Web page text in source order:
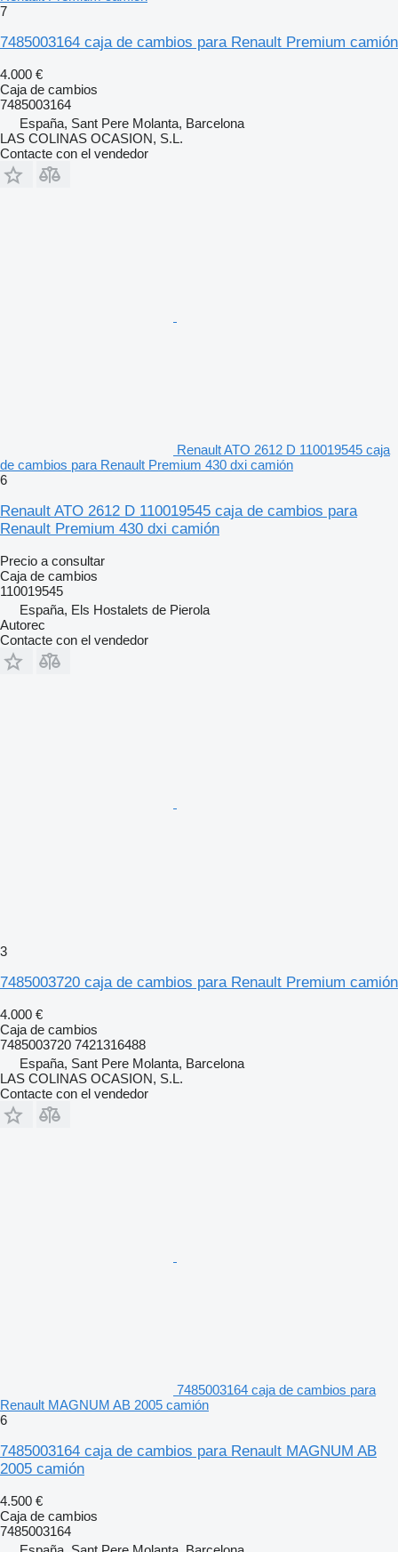
7
7485003164 caja de cambios para Renault Premium camión
4.000 €
Caja de cambios
7485003164
España, Sant Pere Molanta, Barcelona
LAS COLINAS OCASION, S.L.
Contacte con el vendedor
Renault ATO 2612 D 110019545 caja
de cambios para Renault Premium 430 dxi camión
6
Renault ATO 2612 D 110019545 caja de cambios para
Renault Premium 430 dxi camión
Precio a consultar
Caja de cambios
110019545
España, Els Hostalets de Pierola
Autorec
Contacte con el vendedor
3
7485003720 caja de cambios para Renault Premium camión
4.000 €
Caja de cambios
7485003720 7421316488
España, Sant Pere Molanta, Barcelona
LAS COLINAS OCASION, S.L.
Contacte con el vendedor
7485003164 caja de cambios para
Renault MAGNUM AB 2005 camión
6
7485003164 caja de cambios para Renault MAGNUM AB
2005 camión
4.500 €
Caja de cambios
7485003164